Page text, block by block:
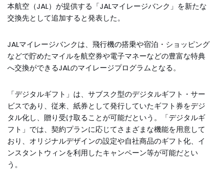
本航空（JAL）が提供する「JALマイレージバンク」を新たな
交換先として追加すると発表した。
JALマイレージバンクは、飛行機の搭乗や宿泊・ショッピング
などで貯めたマイルを航空券や電子マネーなどの豊富な特典
へ交換ができるJALのマイレージプログラムとなる。
「デジタルギフト」は、サブスク型のデジタルギフト・サー
ビスであり、従来、紙券として発行していたギフト券をデジ
タル化し、贈り受け取ることが可能だという。「デジタルギ
フト」では、契約プランに応じてさまざまな機能を用意して
おり、オリジナルデザインの設定や自社商品のギフト化、イ
ンスタントウィンを利用したキャンペーン等が可能だとい
う。